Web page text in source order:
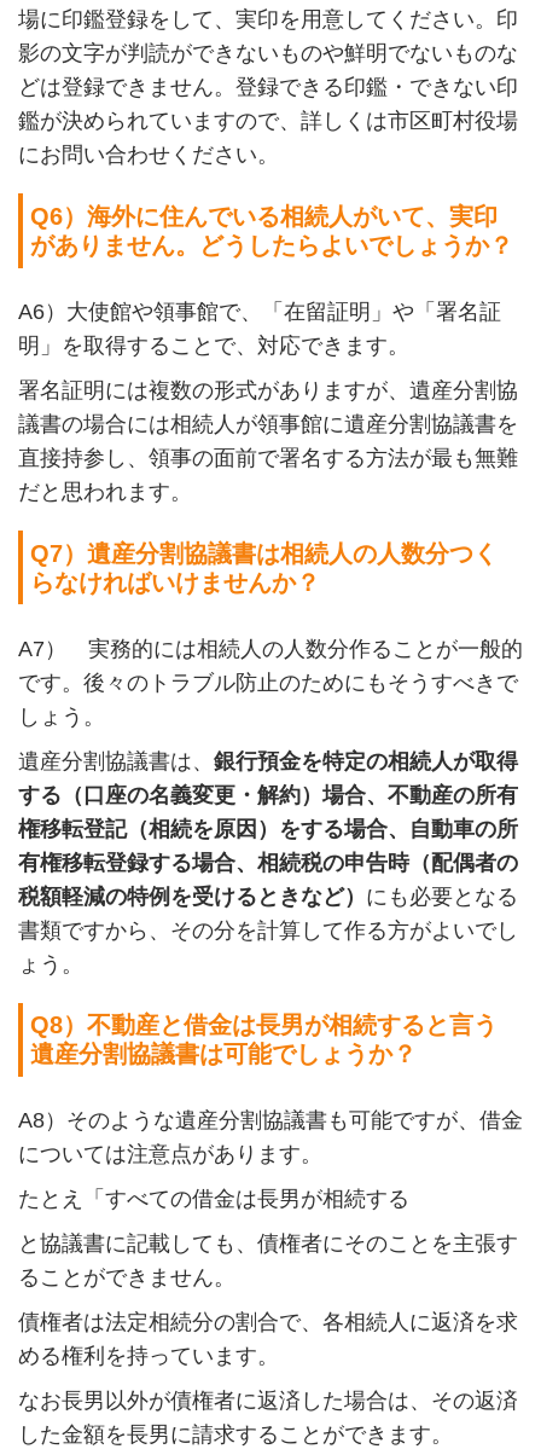
場に印鑑登録をして、実印を用意してください。印
影の文字が判読ができないものや鮮明でないものな
どは登録できません。登録できる印鑑・できない印
鑑が決められていますので、詳しくは市区町村役場
にお問い合わせください。
Q6）海外に住んでいる相続人がいて、実印
がありません。どうしたらよいでしょうか？
A6）大使館や領事館で、「在留証明」や「署名証
明」を取得することで、対応できます。
署名証明には複数の形式がありますが、遺産分割協
議書の場合には相続人が領事館に遺産分割協議書を
直接持参し、領事の面前で署名する方法が最も無難
だと思われます。
Q7）遺産分割協議書は相続人の人数分つく
らなければいけませんか？
A7 ）
実務的には相続人の人数分作ることが一般的
です。後々のトラブル防止のためにもそうすべきで
しょう。
遺産分割協議書は、 銀行預金を特定の相続人が取得
する（口座の名義変更・解約）場合、 不動産の所有
権移転登記（相続を原因）をする場合、
自動車の所
有権移転登録する場合、 相続税の申告時（配偶者の
税額軽減の特例を受けるときなど） にも必要となる
書類ですから、その分を計算して作る方がよいでし
ょう。
Q8）不動産と借金は長男が相続すると言う
遺産分割協議書は可能でしょうか？
A8）そのような遺産分割協議書も可能ですが、借金
については注意点があります。
たとえ「すべての借金は長男が相続する
と協議書に記載しても、債権者にそのことを主張す
ることができません。
債権者は法定相続分の割合で、各相続人に返済を求
める権利を持っています。
なお長男以外が債権者に返済した場合は、その返済
した金額を長男に請求することができます。